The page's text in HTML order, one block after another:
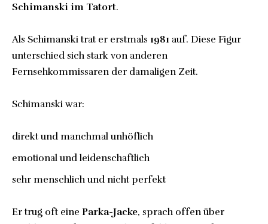
Schimanski im Tatort.
Als Schimanski trat er erstmals 1981 auf. Diese Figur
unterschied sich stark von anderen
Fernsehkommissaren der damaligen Zeit.
Schimanski war:
direkt und manchmal unhöflich
emotional und leidenschaftlich
sehr menschlich und nicht perfekt
Er trug oft eine Parka-Jacke, sprach offen über